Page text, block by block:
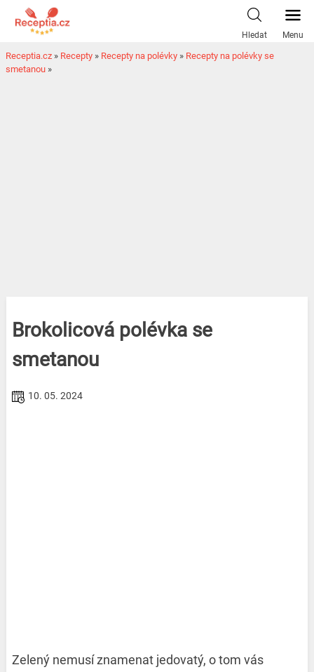
Hledat Menu
Receptia.cz » Recepty » Recepty na polévky » Recepty na polévky se
smetanou »
Brokolicová polévka se
smetanou
10. 05. 2024
Zelený nemusí znamenat jedovatý, o tom vás